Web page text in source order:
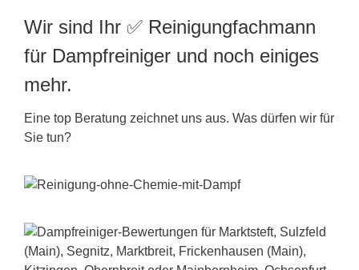
Wir sind Ihr ✅ Reinigungfachmann
für Dampfreiniger und noch einiges
mehr.
Eine top Beratung zeichnet uns aus. Was dürfen wir für
Sie tun?